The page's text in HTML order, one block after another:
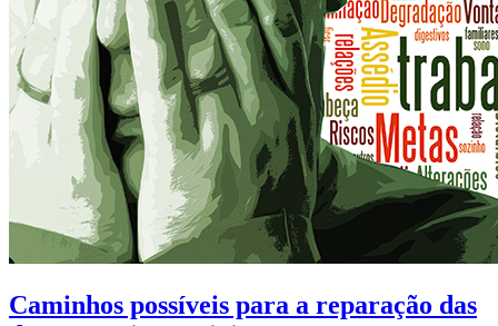
Caminhos possíveis para a reparação das